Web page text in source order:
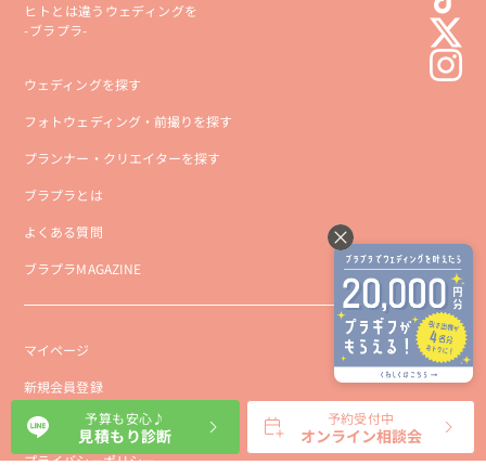
ヒトとは違うウェディングを
-ブラプラ-
ウェディングを探す
フォトウェディング・前撮りを探す
プランナー・クリエイターを探す
ブラプラとは
よくある質問
ブラプラMAGAZINE
マイページ
新規会員登録
会社概要
プライバシーポリシー
予算も安心♪
見積もり診断
予約受付中
オンライン相談会